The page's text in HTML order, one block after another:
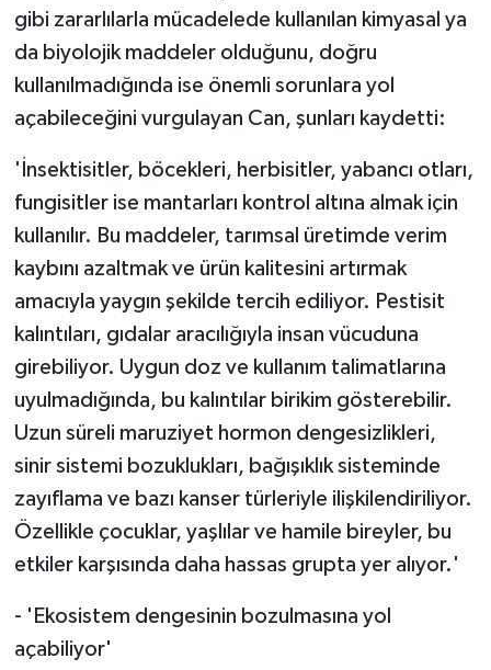
gibi zararlılarla mücadelede kullanılan kimyasal ya
da biyolojik maddeler olduğunu, doğru
kullanılmadığında ise önemli sorunlara yol
açabileceğini vurgulayan Can, şunları kaydetti:
'İnsektisitler, böcekleri, herbisitler, yabancı otları,
fungisitler ise mantarları kontrol altına almak için
kullanılır. Bu maddeler, tarımsal üretimde verim
kaybını azaltmak ve ürün kalitesini artırmak
amacıyla yaygın şekilde tercih ediliyor. Pestisit
kalıntıları, gıdalar aracılığıyla insan vücuduna
girebiliyor. Uygun doz ve kullanım talimatlarına
uyulmadığında, bu kalıntılar birikim gösterebilir.
Uzun süreli maruziyet hormon dengesizlikleri,
sinir sistemi bozuklukları, bağışıklık sisteminde
zayıflama ve bazı kanser türleriyle ilişkilendiriliyor.
Özellikle çocuklar, yaşlılar ve hamile bireyler, bu
etkiler karşısında daha hassas grupta yer alıyor.'
- 'Ekosistem dengesinin bozulmasına yol
açabiliyor'